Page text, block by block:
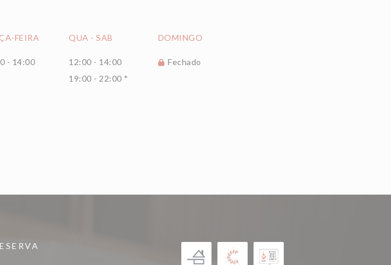
FEIRA
- 14:00
QUA -SAB
12:00 - 14:00
19:00 - 22:00 *
DOMINGO
Fechado